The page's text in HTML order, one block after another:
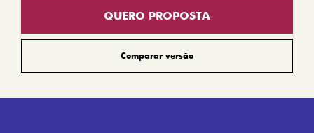
QUERO PROPOSTA
Comparar versão